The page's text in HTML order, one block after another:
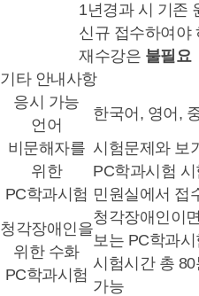
1년경과 시 기존
신규 접수하여야
재수강은 불필요
기타 안내사항
응시 가능
언어
한국어, 영어,
비문해자를
위한
PC학과시험
시험문제와 보
PC학과시험
민원실에서 접
청각장애인을
위한 수화
PC학과시험
청각장애인이
보는 PC학과시
시험시간 총
가능